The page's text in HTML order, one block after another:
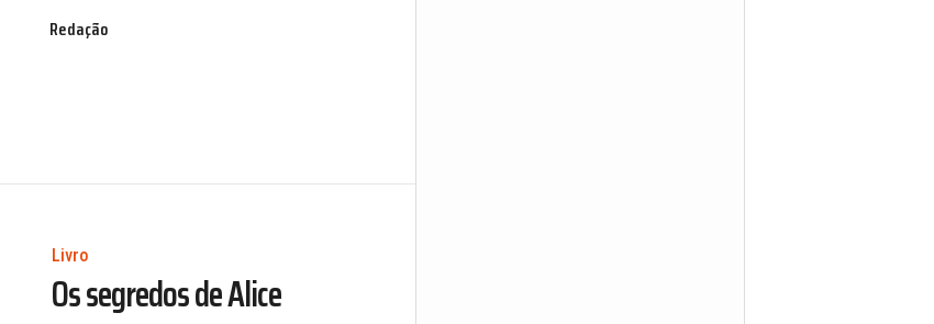
Redação
Livro
Os segredos de Alice